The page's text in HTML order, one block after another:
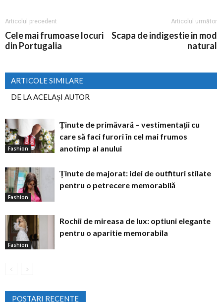
Articolul precedent
Cele mai frumoase locuri
din Portugalia
Articolul următor
Scapa de indigestie in mod
natural
ARTICOLE SIMILARE
DE LA ACELAȘI AUTOR
Fashion
Ținute de primăvară – vestimentații cu
care să faci furori în cel mai frumos
anotimp al anului
Fashion
Ținute de majorat: idei de outfituri stilate
pentru o petrecere memorabilă
Fashion
Rochii de mireasa de lux: optiuni elegante
pentru o aparitie memorabila
POSTARI RECENTE